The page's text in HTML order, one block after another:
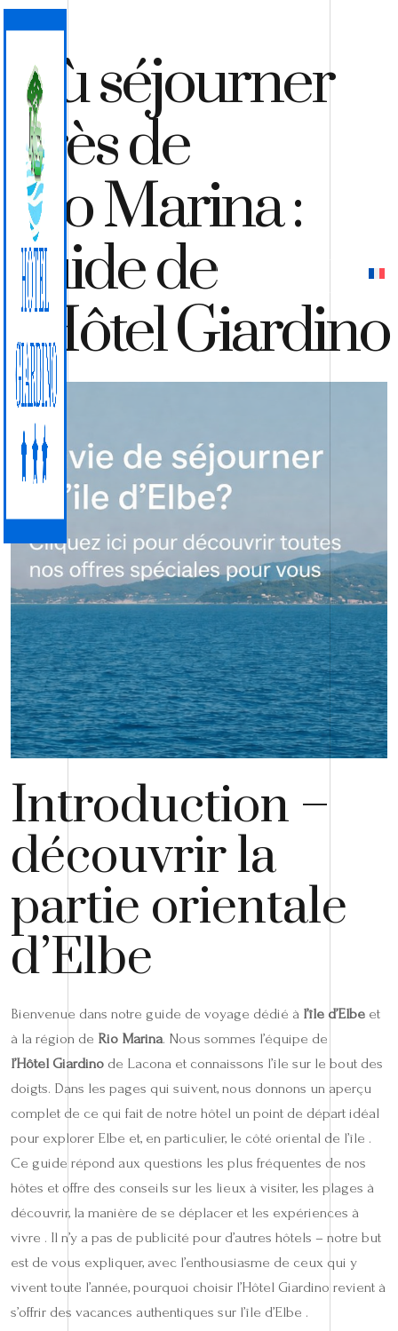
Où séjourner
près de
Rio Marina :
guide de
l’Hôtel Giardino
Introduction –
découvrir la
partie orientale
d’Elbe
Bienvenue dans notre guide de voyage dédié à l’île d’Elbe et
à la région de Rio Marina. Nous sommes l’équipe de
l’Hôtel Giardino de Lacona et connaissons l’île sur le bout des
doigts. Dans les pages qui suivent, nous donnons un aperçu
complet de ce qui fait de notre hôtel un point de départ idéal
pour explorer Elbe et, en particulier, le côté oriental de l’île .
Ce guide répond aux questions les plus fréquentes de nos
hôtes et offre des conseils sur les lieux à visiter, les plages à
découvrir, la manière de se déplacer et les expériences à
vivre . Il n’y a pas de publicité pour d’autres hôtels – notre but
est de vous expliquer, avec l’enthousiasme de ceux qui y
vivent toute l’année, pourquoi choisir l’Hôtel Giardino revient à
s’offrir des vacances authentiques sur l’île d’Elbe .